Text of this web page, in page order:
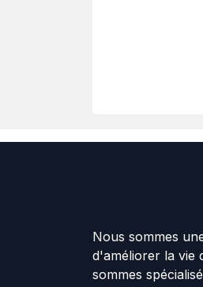
Nous sommes
d'améliorer la vie
sommes